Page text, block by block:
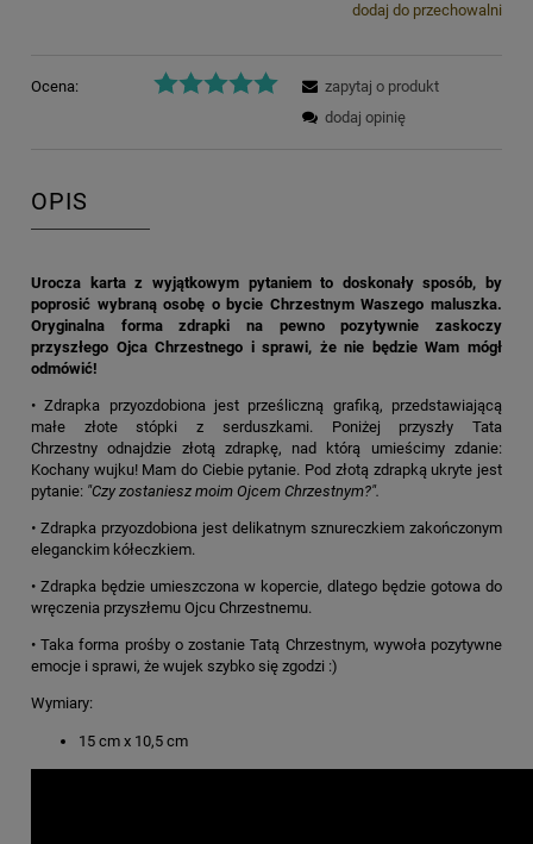
dodaj do przechowalni
Ocena:
zapytaj o produkt
dodaj opinię
OPIS
Urocza karta z wyjątkowym pytaniem to doskonały sposób, by
poprosić wybraną osobę o bycie Chrzestnym Waszego maluszka.
Oryginalna forma zdrapki na pewno pozytywnie zaskoczy
przyszłego Ojca Chrzestnego i sprawi, że nie będzie Wam mógł
odmówić!
• Zdrapka przyozdobiona jest prześliczną grafiką, przedstawiającą
małe złote stópki z serduszkami. Poniżej przyszły Tata
Chrzestny odnajdzie złotą zdrapkę, nad którą umieścimy zdanie:
Kochany wujku! Mam do Ciebie pytanie. Pod złotą zdrapką ukryte jest
pytanie: "Czy zostaniesz moim Ojcem Chrzestnym?".
• Zdrapka przyozdobiona jest delikatnym sznureczkiem zakończonym
eleganckim kółeczkiem.
• Zdrapka będzie umieszczona w kopercie, dlatego będzie gotowa do
wręczenia przyszłemu Ojcu Chrzestnemu.
• Taka forma prośby o zostanie Tatą Chrzestnym, wywoła pozytywne
emocje i sprawi, że wujek szybko się zgodzi :)
Wymiary:
15 cm x 10,5 cm